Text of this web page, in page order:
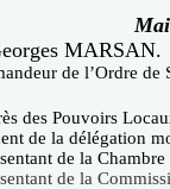
MARSAN.
de l’Ordre de
des Pouvoirs
de la délégation
de la
de la